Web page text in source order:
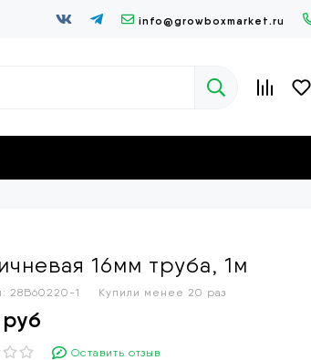
info@growboxmarket.ru
16мм труба, 1м
28B60220-1 Купили менее 20 раз
Оставить отзыв